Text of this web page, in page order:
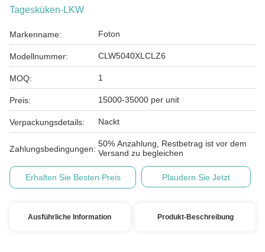
Tagesküken-LKW
Markenname: Foton
Modellnummer: CLW5040XLCLZ6
MOQ: 1
Preis: 15000-35000 per unit
Verpackungsdetails: Nackt
Zahlungsbedingungen:
50% Anzahlung, Restbetrag ist vor dem
Versand zu begleichen
Erhalten Sie Besten Preis Plaudern Sie Jetzt
Ausführliche Information Produkt-Beschreibung